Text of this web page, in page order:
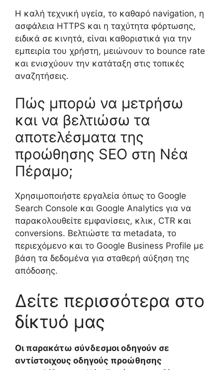
Η καλή τεχνική υγεία, το καθαρό navigation, η
ασφάλεια HTTPS και η ταχύτητα φόρτωσης,
ειδικά σε κινητά, είναι καθοριστικά για την
εμπειρία του χρήστη, μειώνουν το bounce rate
και ενισχύουν την κατάταξη στις τοπικές
αναζητήσεις.
Πώς μπορώ να μετρήσω
και να βελτιώσω τα
αποτελέσματα της
προώθησης SEO στη Νέα
Πέραμο;
Χρησιμοποιήστε εργαλεία όπως το Google
Search Console και Google Analytics για να
παρακολουθείτε εμφανίσεις, κλικ, CTR και
conversions. Βελτιώστε τα metadata, το
περιεχόμενο και το Google Business Profile με
βάση τα δεδομένα για σταθερή αύξηση της
απόδοσης.
Δείτε περισσότερα στο
δίκτυό μας
Οι παρακάτω σύνδεσμοι οδηγούν σε
αντίστοιχους οδηγούς προώθησης